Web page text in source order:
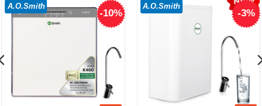
-10%
A.O.Smith
-3%
A.O.Smith